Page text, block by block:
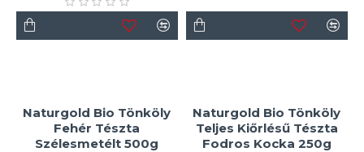
Naturgold Bio Tönköly
Fehér Tészta
Szélesmetélt 500g
Naturgold Bio Tönköly
Teljes Kiőrlésű Tészta
Fodros Kocka 250g